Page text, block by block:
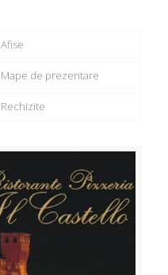
Afise
Mape de prezentare
Rechizite